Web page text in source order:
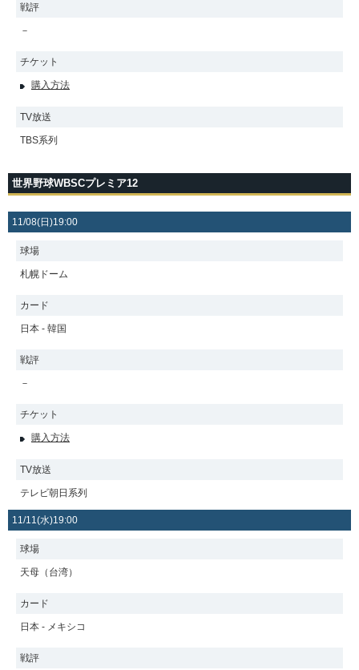
戦評
－
チケット
購入方法
TV放送
TBS系列
世界野球WBSCプレミア12
11/08(日)19:00
球場
札幌ドーム
カード
日本 - 韓国
戦評
－
チケット
購入方法
TV放送
テレビ朝日系列
11/11(水)19:00
球場
天母（台湾）
カード
日本 - メキシコ
戦評